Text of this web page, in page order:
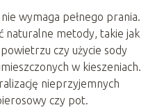
wymaga pełnego prania.
naturalne metody, takie jak
czy użycie sody
w kieszeniach.
nieprzyjemnych
czy pot.